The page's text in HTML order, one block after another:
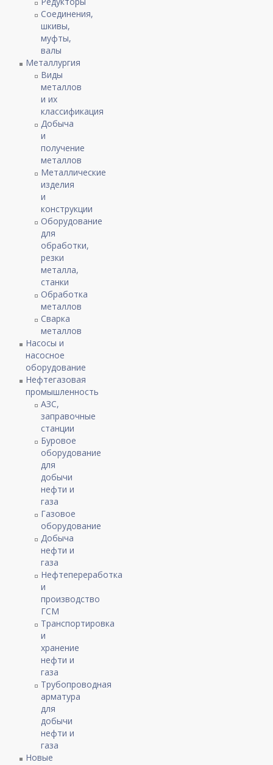
Соединения,
шкивы,
муфты,
валы
Металлургия
Виды
металлов
и их
классификация
Добыча
и
получение
металлов
Металлические
изделия
и
конструкции
Оборудование
для
обработки,
резки
металла,
станки
Обработка
металлов
Сварка
металлов
Насосы и
насосное
оборудование
Нефтегазовая
промышленность
АЗС,
заправочные
станции
Буровое
оборудование
для
добычи
нефти и
газа
Газовое
оборудование
Добыча
нефти и
газа
Нефтепереработка
и
производство
ГСМ
Транспортировка
и
хранение
нефти и
газа
Трубопроводная
арматура
для
добычи
нефти и
газа
Новые